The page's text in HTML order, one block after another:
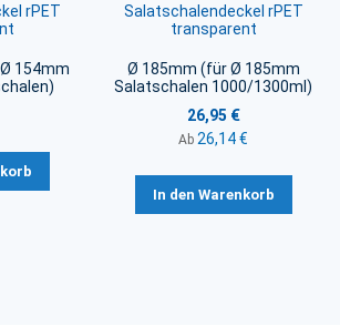
rPET
154mm
Salatschalendeckel rPET
transparent
Ø 185mm (für Ø 185mm
Salatschalen 1000/1300ml)
26,95 €
Ab 26,14 €
In den Warenkorb